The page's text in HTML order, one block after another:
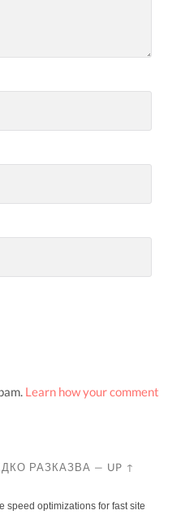
Learn how your comment
РАЗКАЗВА — UP ↑